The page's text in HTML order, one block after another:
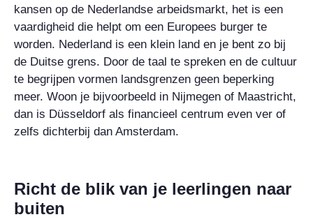
kansen op de Nederlandse arbeidsmarkt, het is een
vaardigheid die helpt om een Europees burger te
worden. Nederland is een klein land en je bent zo bij
de Duitse grens. Door de taal te spreken en de cultuur
te begrijpen vormen landsgrenzen geen beperking
meer. Woon je bijvoorbeeld in Nijmegen of Maastricht,
dan is Düsseldorf als financieel centrum even ver of
zelfs dichterbij dan Amsterdam.
Richt de blik van je leerlingen naar
buiten